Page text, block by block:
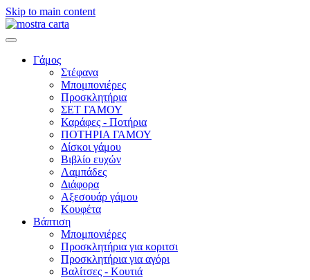
Skip to main content
Γάμος
Στέφανα
Μπομπονιέρες
Προσκλητήρια
ΣΕΤ ΓΑΜΟΥ
Καράφες - Ποτήρια
ΠΟΤΗΡΙΑ ΓΑΜΟΥ
Δίσκοι γάμου
Βιβλίο ευχών
Λαμπάδες
Διάφορα
Αξεσουάρ γάμου
Κουφέτα
Βάπτιση
Μπομπονιέρες
Προσκλητήρια για κοριτσι
Προσκλητήρια για αγόρι
Βαλίτσες - Κουτιά